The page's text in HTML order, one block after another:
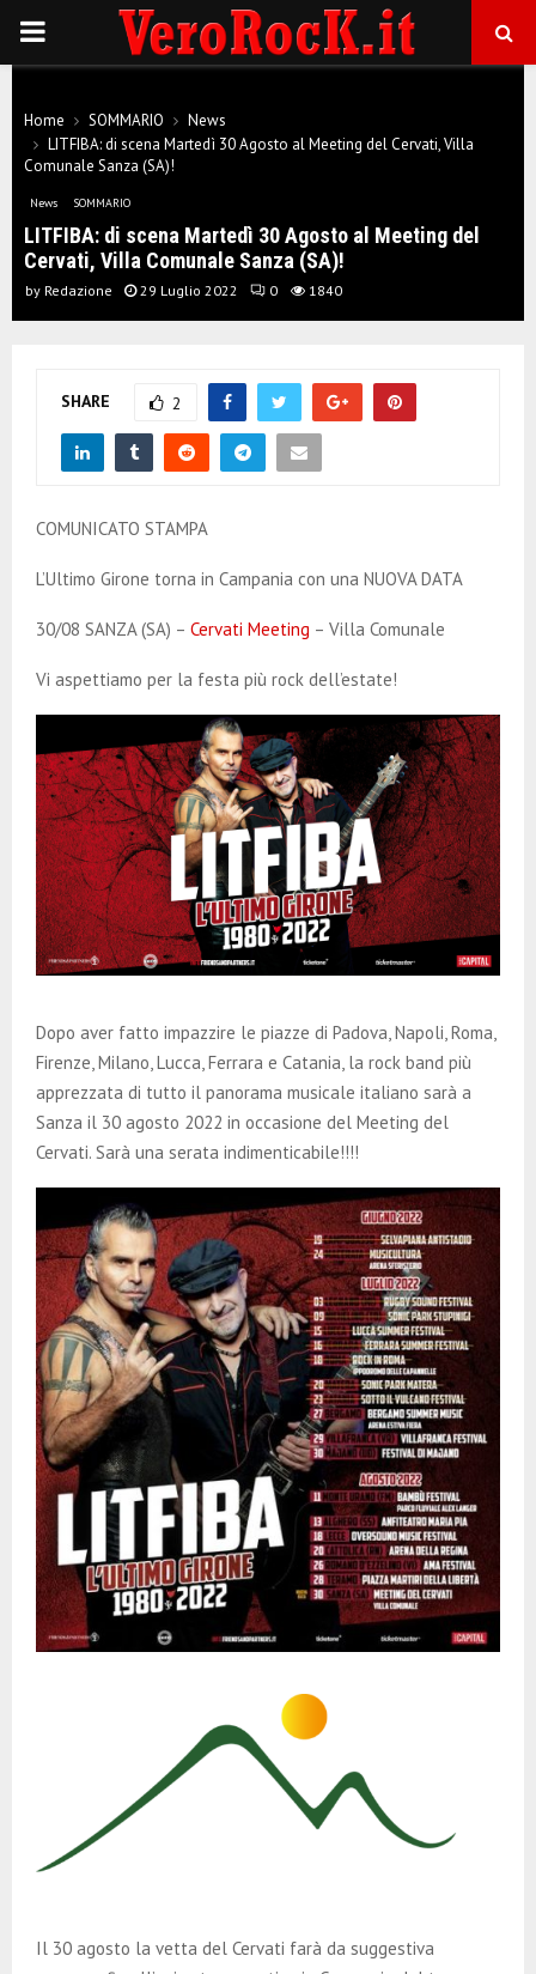
P
I
M
A
N
U
Home SOMMARIO
News
LITFIBA: di scena Martedì 30 Agosto al Meeting del Cervati, Villa
Comunale Sanza (SA)!
News SOMMARIO
LITFIBA: di scena Martedì 30 Agosto al Meeting del
Cervati, Villa Comunale Sanza (SA)!
by Redazione 29 Luglio 2022 0 1840
SHARE 2
COMUNICATO STAMPA
L’Ultimo Girone torna in Campania con una NUOVA DATA
30/08 SANZA (SA) – Cervati Meeting – Villa Comunale
Vi aspettiamo per la festa più rock dell’estate!
Dopo aver fatto impazzire le piazze di Padova, Napoli, Roma,
Firenze, Milano, Lucca, Ferrara e Catania, la rock band più
apprezzata di tutto il panorama musicale italiano sarà a
Sanza il 30 agosto 2022 in occasione del Meeting del
Cervati. Sarà una serata indimenticabile!!!!
Il 30 agosto la vetta del Cervati farà da suggestiva